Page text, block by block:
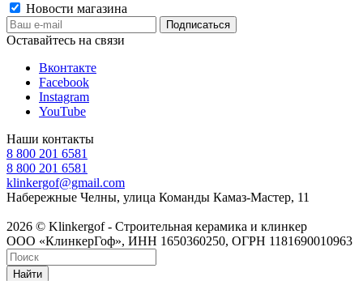
Новости магазина
Оставайтесь на связи
Вконтакте
Facebook
Instagram
YouTube
Наши контакты
8 800 201 6581
8 800 201 6581
klinkergof@gmail.com
Набережные Челны, улица Команды Камаз-Мастер, 11
2026 © Klinkergof - Строительная керамика и клинкер
ООО «КлинкерГоф», ИНН 1650360250, ОГРН 1181690010963
Найти